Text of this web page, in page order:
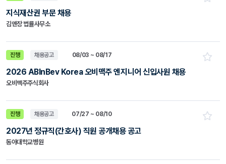
김앤장 법률사무소
지식재산권 부문 채용
진행 채용공고
오비맥주주식회사
2026 ABInBev Korea 오비맥주 엔지니어 신입사원 채용
08/03 ~ 08/17
진행 채용공고
동아대학교병원
2027년 정규직(간호사) 직원 공개채용 공고
07/27 ~ 08/10